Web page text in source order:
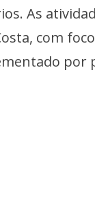
As
com
por